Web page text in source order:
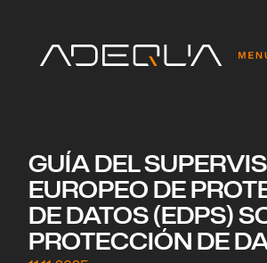
GUÍA DEL
EUROPEO DE
DE DATOS (EDPS)
PROTECCIÓN DE